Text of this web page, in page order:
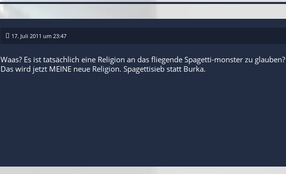
17. Juli 2011 um 23:47
Waas? Es ist tatsächlich eine Religion an das fliegende Spagetti-monster zu glauben?
Das wird jetzt MEINE neue Religion. Spagettisieb statt Burka.